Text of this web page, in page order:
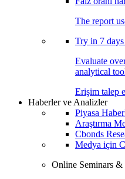
The report
Try in 7 days
Evaluate
analytical
Erişim talep
Haberler ve Analizler
Piyasa
Araştırma
Cbonds
Medya için
Online Seminars &